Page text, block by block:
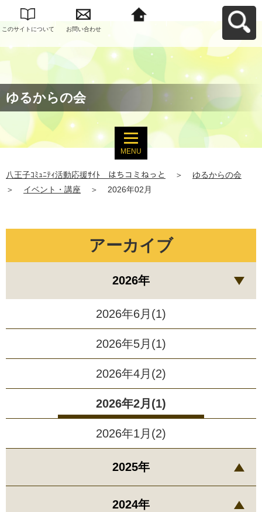
このサイトについて お問い合わせ
ゆるからの会
MENU
八王子ｺﾐｭﾆﾃｨ活動応援ｻｲﾄ はちコミねっと ＞
ゆるからの会
＞
イベント・講座 ＞ 2026年02月
アーカイブ
2026年
2026年6月(1)
2026年5月(1)
2026年4月(2)
2026年2月(1)
2026年1月(2)
2025年
2024年